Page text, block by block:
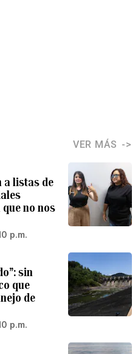
VER MÁS
a listas de
que no nos
p.m.
sin
que
de
p.m.